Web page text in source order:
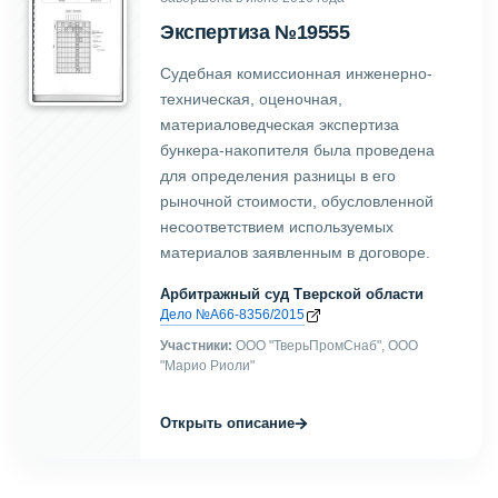
Экспертиза №19555
Судебная комиссионная инженерно-
техническая, оценочная,
материаловедческая экспертиза
бункера-накопителя была проведена
для определения разницы в его
рыночной стоимости, обусловленной
несоответствием используемых
материалов заявленным в договоре.
Арбитражный суд Тверской области
Дело №А66-8356/2015
Участники: ООО "ТверьПромСнаб", ООО
"Марио Риоли"
Открыть описание→